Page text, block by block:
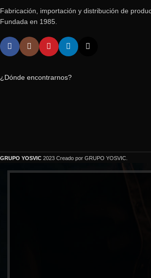
Fabricación, importación y distribución de
Fundada en 1985.
¿Dónde encontrarnos?
GRUPO YOSVIC 2023 Creado por GRUPO YOSVIC.